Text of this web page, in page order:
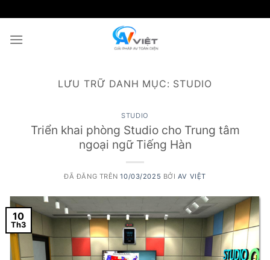
đến
nội
LƯU TRỮ DANH MỤC: STUDIO
STUDIO
Triển khai phòng Studio cho Trung tâm
ngoại ngữ Tiếng Hàn
ĐÃ ĐĂNG TRÊN10/03/2025 BỞI AV VIỆT
10
Th3